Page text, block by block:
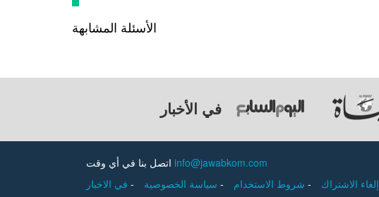
الأسئلة المشابهة
في الأخبار
info@jawabkom.com
- - - إلغاء الاشتراك